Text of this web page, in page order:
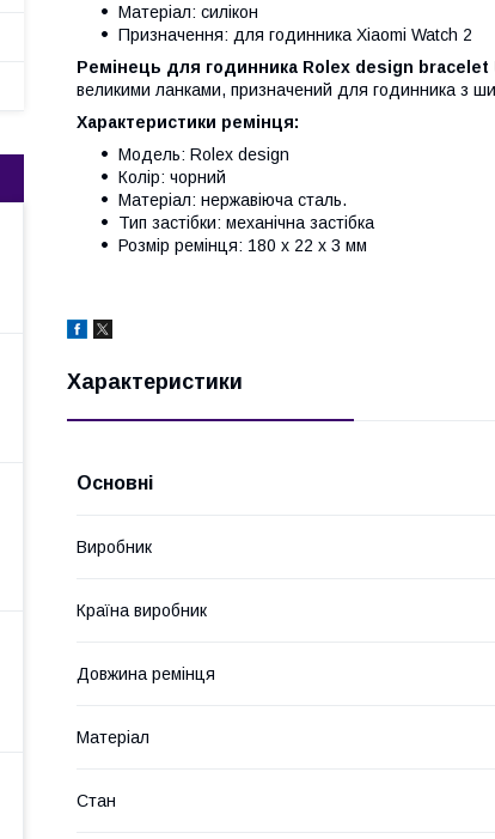
Матеріал: силікон
Призначення: для годинника Xiaomi Watch 2
Ремінець для годинника Rolex design
великими ланками, призначений для годинника з
Характеристики ремінця:
Модель: Rolex design
Колір: чорний
Матеріал: нержавіюча сталь.
Тип застібки: механічна застібка
Розмір ремінця: 180 х 22 х 3 мм
Характеристики
Основні
Виробник
Країна виробник
Довжина ремінця
Матеріал
Стан